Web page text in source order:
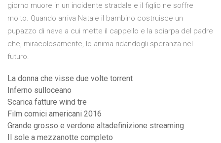
giorno muore in un incidente stradale e il figlio ne soffre
molto. Quando arriva Natale il bambino costruisce un
pupazzo di neve a cui mette il cappello e la sciarpa del padre
che, miracolosamente, lo anima ridandogli speranza nel
futuro.
La donna che visse due volte torrent
Inferno sulloceano
Scarica fatture wind tre
Film comici americani 2016
Grande grosso e verdone altadefinizione streaming
Il sole a mezzanotte completo